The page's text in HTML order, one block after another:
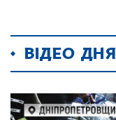
ВІДЕО ДНЯ